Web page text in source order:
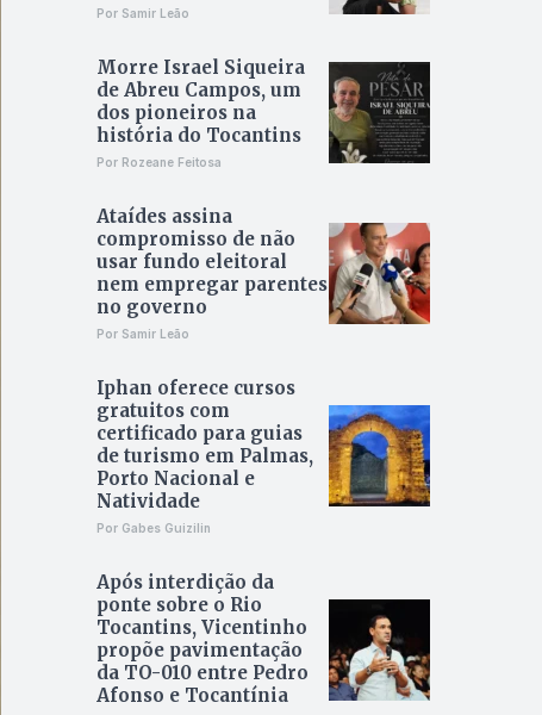
Por Samir Leão
Morre Israel Siqueira
de Abreu Campos, um
dos pioneiros na
história do Tocantins
Por Rozeane Feitosa
Ataídes assina
compromisso de não
usar fundo eleitoral
nem empregar parentes
no governo
Por Samir Leão
Iphan oferece cursos
gratuitos com
certificado para guias
de turismo em Palmas,
Porto Nacional e
Natividade
Por Gabes Guizilin
Após interdição da
ponte sobre o Rio
Tocantins, Vicentinho
propõe pavimentação
da TO-010 entre Pedro
Afonso e Tocantínia